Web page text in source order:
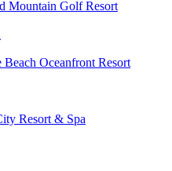
Mountain Golf Resort
Beach Oceanfront Resort
Resort & Spa